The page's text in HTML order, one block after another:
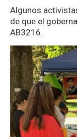
Algunos
de que el
AB3216.